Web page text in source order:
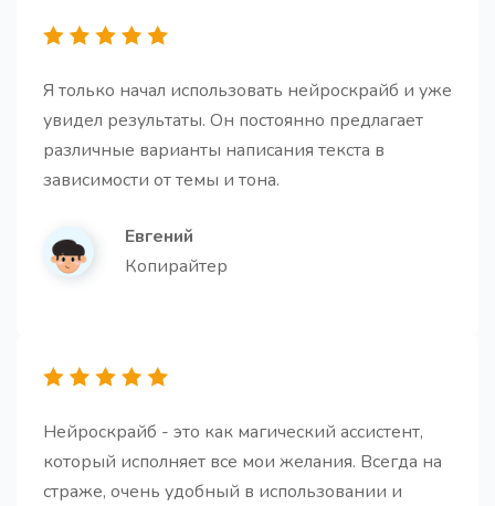
Этот шаблон поможет создать структуру, которая
будет удерживать внимание читателя и приводить
к желаемому результату
маркетинга
Я только начал использовать нейроскрайб и уже
увидел результаты. Он постоянно предлагает
различные варианты написания текста в
зависимости от темы и тона.
Евгений
Копирайтер
Нейроскрайб - это как магический ассистент,
который исполняет все мои желания. Всегда на
страже, очень удобный в использовании и